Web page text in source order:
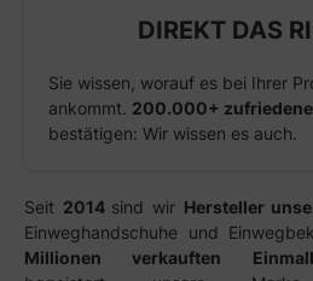
DIREKT DAS
Sie wissen, worauf es bei Ihrer
ankommt. 200.000+ zufriedene
bestätigen: Wir wissen es auch.
Seit 2014 sind wir Hersteller
Einweghandschuhe und
Millionen verkauften